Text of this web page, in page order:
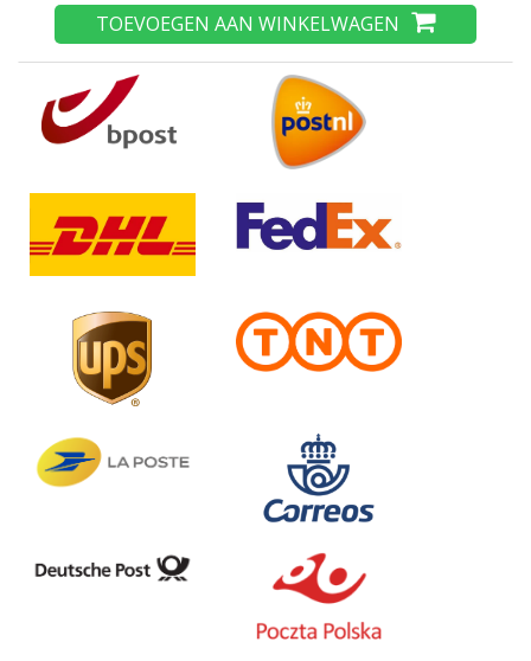
TOEVOEGEN AAN WINKELWAGEN